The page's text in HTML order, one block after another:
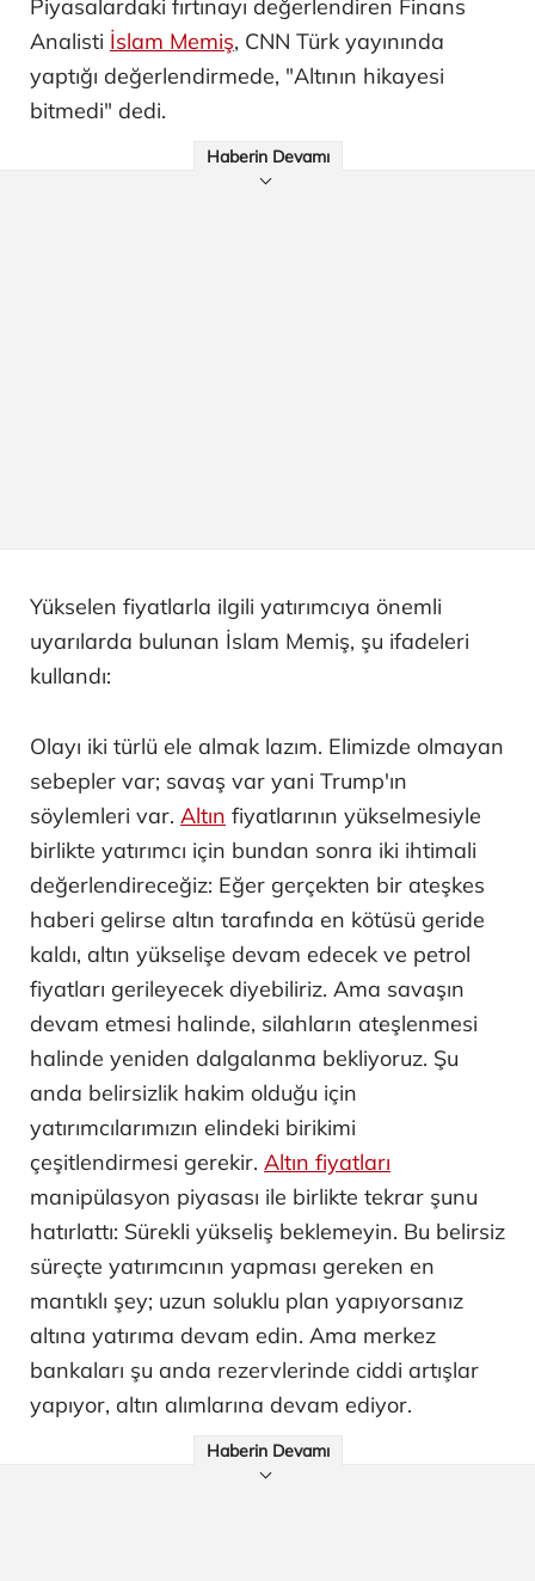
Piyasalardaki fırtınayı değerlendiren Finans
Analisti İslam Memiş, CNN Türk yayınında
yaptığı değerlendirmede, "Altının hikayesi
bitmedi" dedi.
Haberin Devamı
Yükselen fiyatlarla ilgili yatırımcıya önemli
uyarılarda bulunan İslam Memiş, şu ifadeleri
kullandı:
Olayı iki türlü ele almak lazım. Elimizde olmayan
sebepler var; savaş var yani Trump'ın
söylemleri var. Altın fiyatlarının yükselmesiyle
birlikte yatırımcı için bundan sonra iki ihtimali
değerlendireceğiz: Eğer gerçekten bir ateşkes
haberi gelirse altın tarafında en kötüsü geride
kaldı, altın yükselişe devam edecek ve petrol
fiyatları gerileyecek diyebiliriz. Ama savaşın
devam etmesi halinde, silahların ateşlenmesi
halinde yeniden dalgalanma bekliyoruz. Şu
anda belirsizlik hakim olduğu için
yatırımcılarımızın elindeki birikimi
çeşitlendirmesi gerekir. Altın fiyatları
manipülasyon piyasası ile birlikte tekrar şunu
hatırlattı: Sürekli yükseliş beklemeyin. Bu belirsiz
süreçte yatırımcının yapması gereken en
mantıklı şey; uzun soluklu plan yapıyorsanız
altına yatırıma devam edin. Ama merkez
bankaları şu anda rezervlerinde ciddi artışlar
yapıyor, altın alımlarına devam ediyor.
Haberin Devamı